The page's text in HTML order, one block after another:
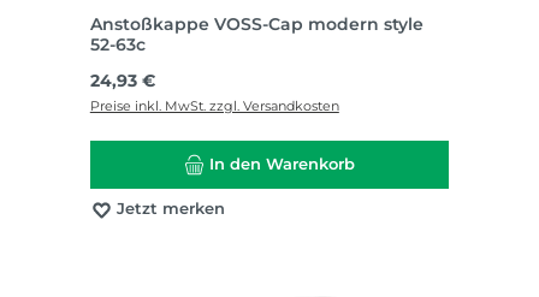
Anstoßkappe VOSS-Cap modern style
52-63c
Regulärer Preis:
24,93 €
Preise inkl. MwSt. zzgl. Versandkosten
In den Warenkorb
Jetzt merken